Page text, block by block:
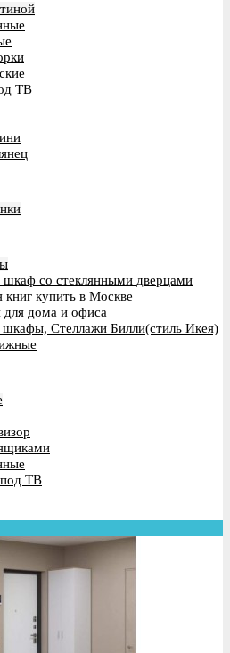
ТВ
со стеклянными дверцами
купить в Москве
для дома и офиса
Стеллажи Билли(стиль Икея)
ТВ